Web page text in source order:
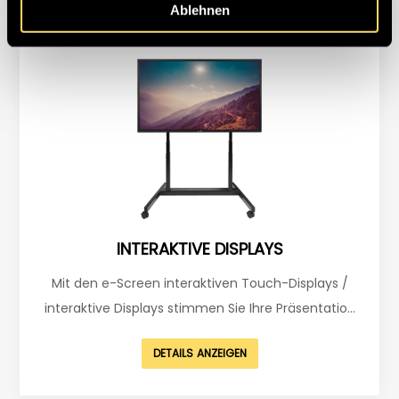
Ablehnen
nächste Stufe gehoben und auf zukünftige
Entwicklungen ausgerichtet.
INTERAKTIVE DISPLAYS
Mit den e-Screen interaktiven Touch-Displays /
interaktive Displays stimmen Sie Ihre Präsentation
e-Screens sind nämlich mit einer hochpräzisen
DETAILS ANZEIGEN